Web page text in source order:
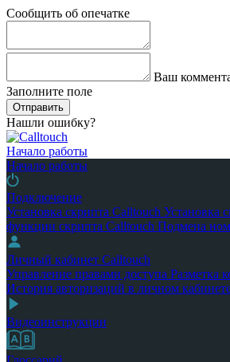
Сообщить об опечатке
Ваш
Заполните поле
Отправить
Нашли ошибку?
Начало работы
Начало работы
Подключение
Установка скрипта Calltouch Установка
функции скрипта Calltouch Подмена
Личный кабинет Calltouch
Управление правами доступа Разметка
История авторизаций в личном
Видеоинструкции